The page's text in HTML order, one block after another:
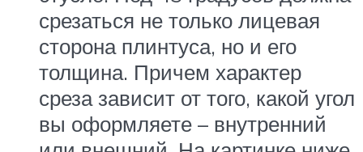
срезаться не только лицевая
сторона плинтуса, но и его
толщина. Причем характер
среза зависит от того, какой угол
вы оформляете – внутренний